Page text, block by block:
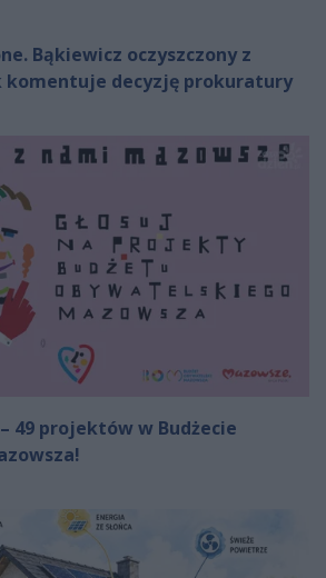
Bąkiewicz oczyszczony z
komentuje decyzję prokuratury
49 projektów w Budżecie